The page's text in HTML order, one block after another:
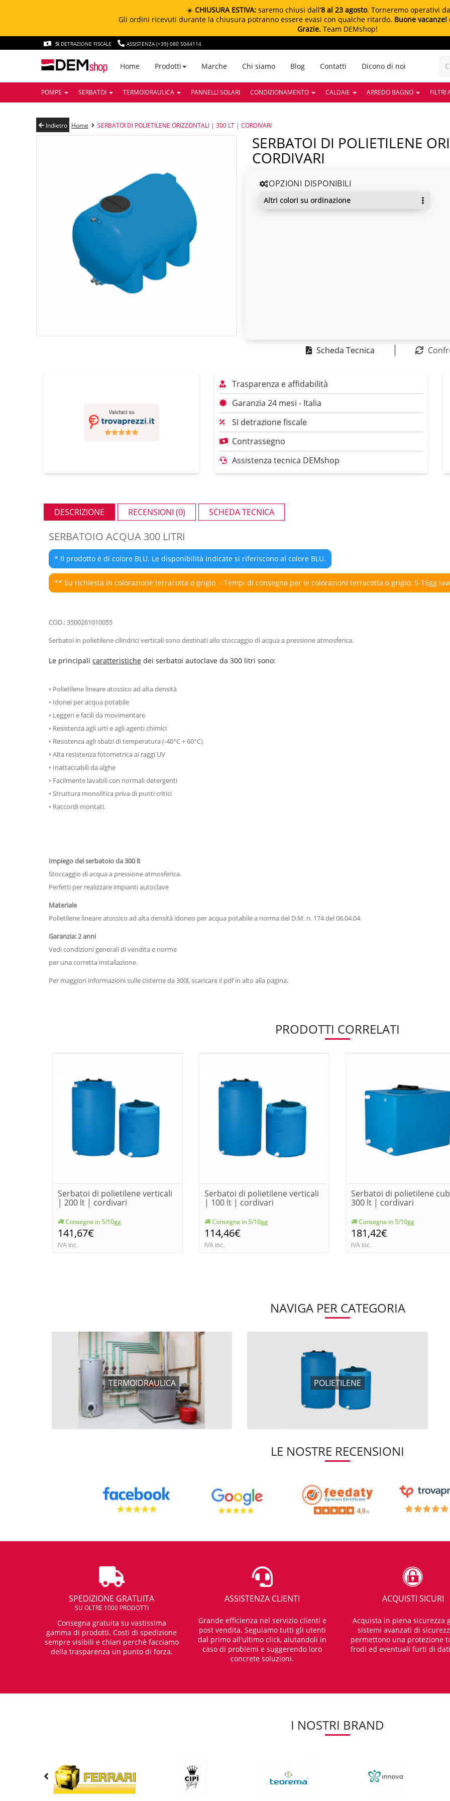
☀️ CHIUSURA ESTIVA: saremo chiusi dall’8 al 23 agosto. Torneremo operativi
Gli ordini ricevuti durante la chiusura potranno essere evasi con qualche ritardo. Buone vacanze!
Grazie. Team DEMshop!
SI DETRAZIONE FISCALE ASSISTENZA (+39) 080 5044114
Home Prodotti Marche Chi siamo Blog Contatti Dicono di noi
POMPE SERBATOI TERMOIDRAULICA PANNELLI SOLARI CONDIZIONAMENTO CALDAIE ARREDO BAGNO FILTRI
Indietro Home SERBATOI DI POLIETILENE ORIZZONTALI | 300 LT | CORDIVARI
SERBATOI DI POLIETILENE ORIZZONTALI | 300 LT |
CORDIVARI
OPZIONI DISPONIBILI
altri colori su ordinazione
Scheda Tecnica
Trasparenza e affidabilità
Garanzia 24 mesi - Italia
SI detrazione fiscale
Contrassegno
Assistenza tecnica DEMshop
DESCRIZIONE RECENSIONI (0) SCHEDA TECNICA
SERBATOIO ACQUA 300 LITRI
* Il prodotto è di colore BLU. Le disponibilità indicate si riferiscono al colore BLU.
** Su richiesta in colorazione terracotta o grigio - Tempi di consegna per le colorazioni terracotta o grigio: 5-15gg
COD.: 3500261010055
Serbatoi in polietilene cilindrici verticali sono destinati allo stoccaggio di acqua a pressione atmosferica.
Le principali caratteristiche dei serbatoi autoclave da 300 litri sono:
• Polietilene lineare atossico ad alta densità
• Idonei per acqua potabile
• Leggeri e facili da movimentare
• Resistenza agli urti e agli agenti chimici
• Resistenza agli sbalzi di temperatura (-40°C + 60°C)
• Alta resistenza fotometrica ai raggi UV
• Inattaccabili da alghe
• Facilmente lavabili con normali detergenti
• Struttura monolitica priva di punti critici
• Raccordi montati.
Impiego del serbatoio da 300 lt
Stoccaggio di acqua a pressione atmosferica.
Perfetti per realizzare impianti autoclave
Materiale
Polietilene lineare atossico ad alta densità idoneo per acqua potabile a norma del D.M. n. 174 del 06.04.04.
Garanzia: 2 anni
Vedi condizioni generali di vendita e norme
per una corretta installazione.
Per maggiori informazioni sulle cisterne da 300l, scaricare il pdf in alto alla pagina.
PRODOTTI CORRELATI
Serbatoi di polietilene verticali
| 200 lt | cordivari
Consegna in 5/10gg
141,67€
IVA Inc.
Serbatoi di polietilene verticali
| 100 lt | cordivari
Consegna in 5/10gg
114,46€
IVA Inc.
Serbatoi di polietilene
300 lt | cordivari
Consegna in 5/10gg
181,42€
IVA Inc.
NAVIGA PER CATEGORIA
TERMOIDRAULICA POLIETILENE
LE NOSTRE RECENSIONI
SPEDIZIONE GRATUITA
SU OLTRE 1000 PRODOTTI
Consegna gratuita su vastissima
gamma di prodotti. Costi di spedizione
sempre visibili e chiari perchè facciamo
della trasparenza un punto di forza.
ASSISTENZA CLIENTI
Grande efficienza nel servizio clienti e
post vendita. Seguiamo tutti gli utenti
dal primo all'ultimo click, aiutandoli in
caso di problemi e suggerendo loro
concrete soluzioni.
ACQUISTI SICURI
Acquista in piena sicurezza
sistemi avanzati di
permettono una protezione
frodi ed eventuali furti di
I NOSTRI BRAND